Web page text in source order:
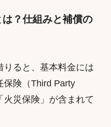
？仕組みと補償の
りると、基本料金には
保険（Third Party
災保険」が含まれて